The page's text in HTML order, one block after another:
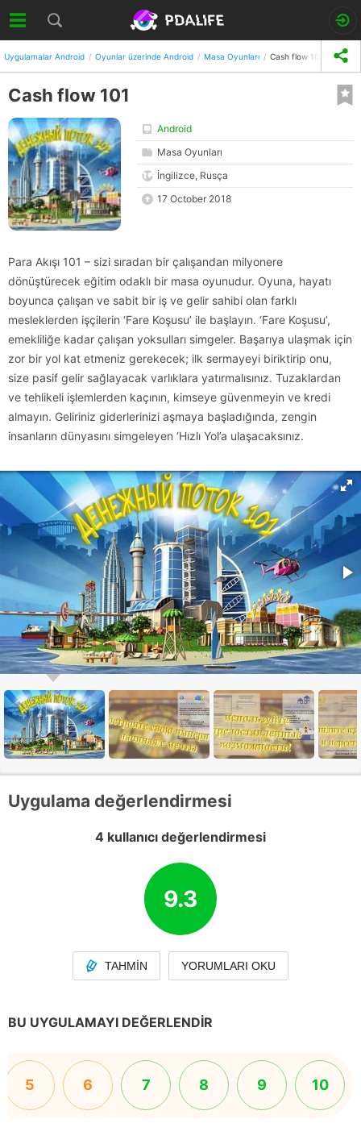
Uygulamalar Android Oyunlar üzerinde Android Masa Oyunları Cash flow 101
Cash flow 101
Android
Masa Oyunları
İngilizce, Rusça
17 October 2018
Para Akışı 101 – sizi sıradan bir çalışandan milyonere
dönüştürecek eğitim odaklı bir masa oyunudur. Oyuna, hayatı
boyunca çalışan ve sabit bir iş ve gelir sahibi olan farklı
mesleklerden işçilerin ‘Fare Koşusu’ ile başlayın. ‘Fare Koşusu’,
emekliliğe kadar çalışan yoksulları simgeler. Başarıya ulaşmak için
zor bir yol kat etmeniz gerekecek; ilk sermayeyi biriktirip onu,
size pasif gelir sağlayacak varlıklara yatırmalısınız. Tuzaklardan
ve tehlikeli işlemlerden kaçının, kimseye güvenmeyin ve kredi
almayın. Geliriniz giderlerinizi aşmaya başladığında, zengin
insanların dünyasını simgeleyen ‘Hızlı Yol’a ulaşacaksınız.
Uygulama değerlendirmesi
4 kullanıcı değerlendirmesi
9.3
TAHMIN YORUMLARI OKU
BU UYGULAMAYI DEĞERLENDIR
5 6 7 8 9 10